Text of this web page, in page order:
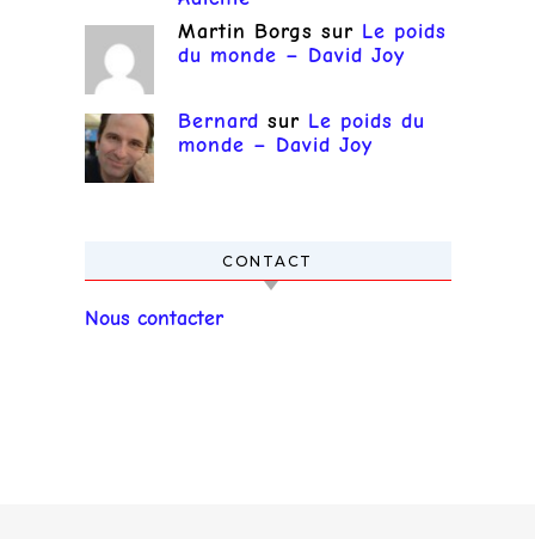
Martin Borgs sur Le poids
du monde – David Joy
Bernard sur Le poids du
monde – David Joy
CONTACT
Nous contacter